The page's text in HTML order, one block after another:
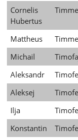
Cornelis
Hubertus
Mattheus
Michail
Aleksandr
Aleksej
Ilja
Konstantin